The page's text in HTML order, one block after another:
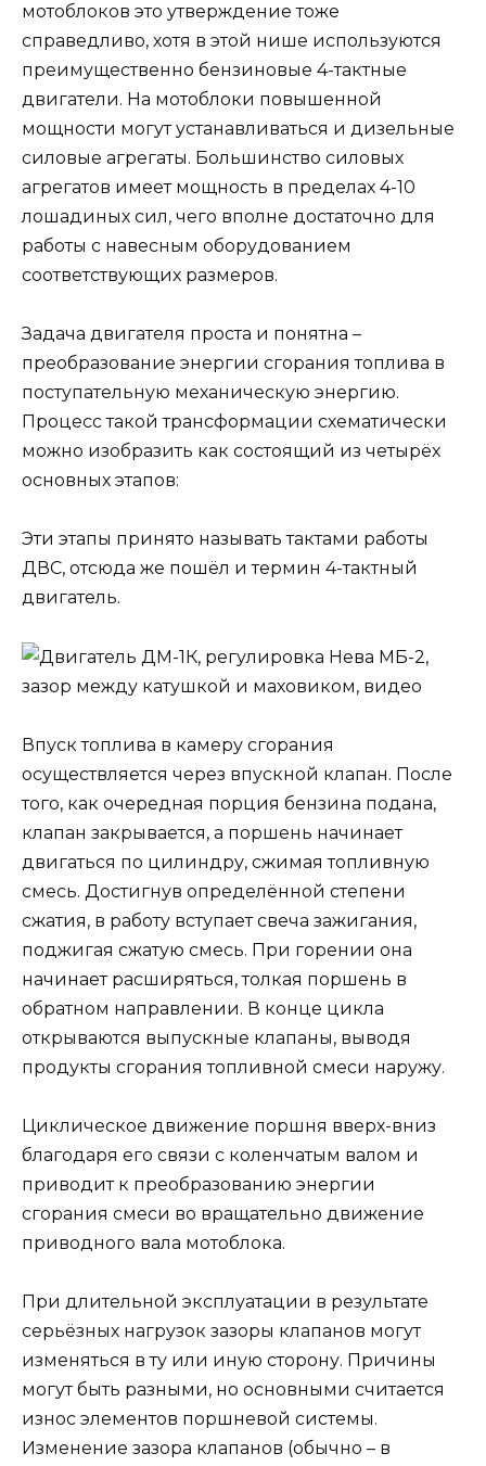
мотоблоков это утверждение тоже
справедливо, хотя в этой нише используются
преимущественно бензиновые 4-тактные
двигатели. На мотоблоки повышенной
мощности могут устанавливаться и дизельные
силовые агрегаты. Большинство силовых
агрегатов имеет мощность в пределах 4-10
лошадиных сил, чего вполне достаточно для
работы с навесным оборудованием
соответствующих размеров.
Задача двигателя проста и понятна –
преобразование энергии сгорания топлива в
поступательную механическую энергию.
Процесс такой трансформации схематически
можно изобразить как состоящий из четырёх
основных этапов:
Эти этапы принято называть тактами работы
ДВС, отсюда же пошёл и термин 4-тактный
двигатель.
Впуск топлива в камеру сгорания
осуществляется через впускной клапан. После
того, как очередная порция бензина подана,
клапан закрывается, а поршень начинает
двигаться по цилиндру, сжимая топливную
смесь. Достигнув определённой степени
сжатия, в работу вступает свеча зажигания,
поджигая сжатую смесь. При горении она
начинает расширяться, толкая поршень в
обратном направлении. В конце цикла
открываются выпускные клапаны, выводя
продукты сгорания топливной смеси наружу.
Циклическое движение поршня вверх-вниз
благодаря его связи с коленчатым валом и
приводит к преобразованию энергии
сгорания смеси во вращательно движение
приводного вала мотоблока.
При длительной эксплуатации в результате
серьёзных нагрузок зазоры клапанов могут
изменяться в ту или иную сторону. Причины
могут быть разными, но основными считается
износ элементов поршневой системы.
Изменение зазора клапанов (обычно – в